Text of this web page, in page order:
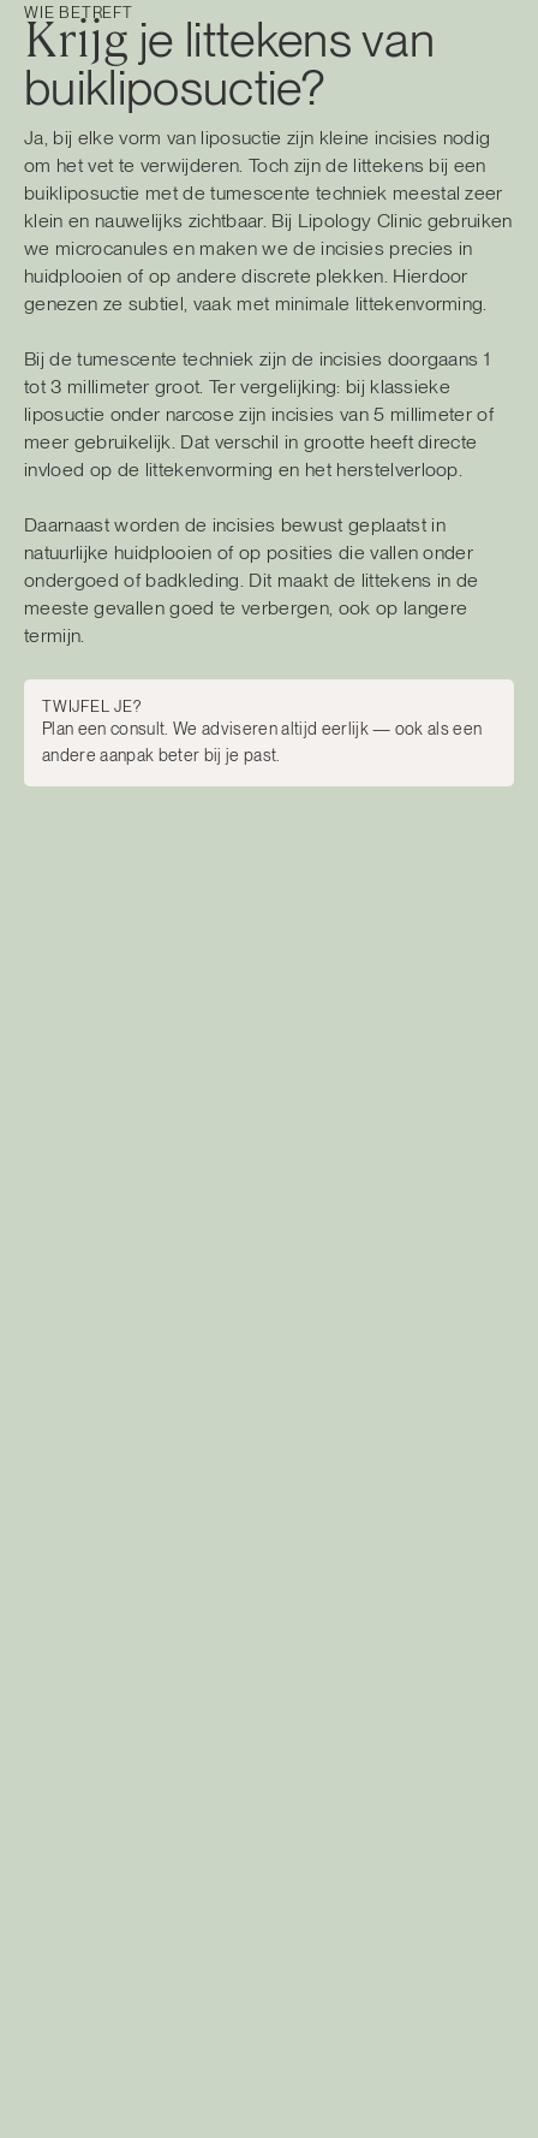
WIE BETREFT
Krijg je littekens van
buikliposuctie?
Ja, bij elke vorm van liposuctie zijn kleine incisies nodig
om het vet te verwijderen. Toch zijn de littekens bij een
buikliposuctie met de tumescente techniek meestal zeer
klein en nauwelijks zichtbaar. Bij Lipology Clinic gebruiken
we microcanules en maken we de incisies precies in
huidplooien of op andere discrete plekken. Hierdoor
genezen ze subtiel, vaak met minimale littekenvorming.
Bij de tumescente techniek zijn de incisies doorgaans 1
tot 3 millimeter groot. Ter vergelijking: bij klassieke
liposuctie onder narcose zijn incisies van 5 millimeter of
meer gebruikelijk. Dat verschil in grootte heeft directe
invloed op de littekenvorming en het herstelverloop.
Daarnaast worden de incisies bewust geplaatst in
natuurlijke huidplooien of op posities die vallen onder
ondergoed of badkleding. Dit maakt de littekens in de
meeste gevallen goed te verbergen, ook op langere
termijn.
TWIJFEL JE?
Plan een consult. We adviseren altijd eerlijk — ook als een
andere aanpak beter bij je past.